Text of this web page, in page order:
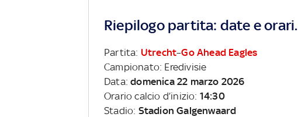
Riepilogo partita: date e orari.
Partita: Utrecht–Go Ahead Eagles
Campionato: Eredivisie
Data:domenica 22 marzo 2026
Orario calcio d’inizio: 14:30
Stadio: Stadion Galgenwaard